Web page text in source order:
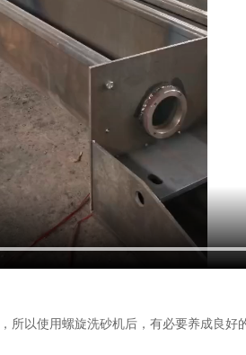
以使用螺旋洗砂机后，有必要养成良